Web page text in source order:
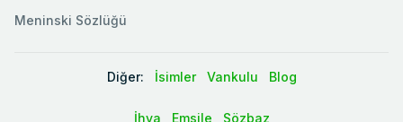
Meninski Sözlüğü
Diğer: İsimler Vankulu Blog
İhya Emsile Sözbaz